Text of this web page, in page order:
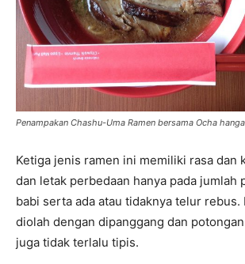
Penampakan Chashu-Uma Ramen bersama Ocha
Ketiga jenis ramen ini memiliki rasa dan
dan letak perbedaan hanya pada jumlah
babi serta ada atau tidaknya telur rebus.
diolah dengan dipanggang dan
juga tidak terlalu tipis.